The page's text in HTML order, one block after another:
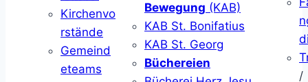
Kirchenvo
rstände
Gemeind
eteams
Bewegung (KAB)
KAB St. Bonifatius
KAB St. Georg
Büchereien
/